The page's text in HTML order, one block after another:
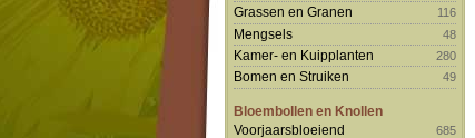
Grassen en Granen 116
Mengsels 48
Kamer- en Kuipplanten 280
Bomen en Struiken 49
Bloembollen en Knollen
Voorjaarsbloeiend
685